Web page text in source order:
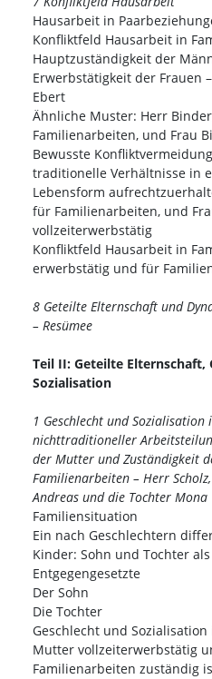
Hausarbeit in
Konfliktfeld Hausarbeit in
Hauptzuständigkeit der
Erwerbstätigkeit der Frauen
Ebert
Ähnliche Muster: Herr
Familienarbeiten, und Frau
Bewusste
traditionelle Verhältnisse in
Lebensform
für Familienarbeiten, und
vollzeiterwerbstätig
Konfliktfeld Hausarbeit in
erwerbstätig und für
8 Geteilte Elternschaft und
– Resümee
Teil II: Geteilte Elternschaft,
Sozialisation
1 Geschlecht und
nichttraditioneller
der Mutter und Zuständigkeit
Familienarbeiten – Herr
Andreas und die Tochter Mona
Familiensituation
Ein nach Geschlechtern
Kinder: Sohn und Tochter
Entgegengesetzte
Der Sohn
Die Tochter
Geschlecht und
Mutter vollzeiterwerbstätig
Familienarbeiten zuständig